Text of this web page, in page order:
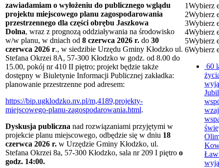
zawiadamiam o wyłożeniu do publicznego wglądu
projektu miejscowego planu zagospodarowania
przestrzennego dla części obrębu Jaszkowa
Dolna, wraz z prognozą oddziaływania na środowisko
w/w planu, w dniach od 8 czerwca 2026 r. do 30
czerwca 2026 r., w siedzibie Urzędu Gminy Kłodzko ul.
Stefana Okrzei 8A, 57-300 Kłodzko w godz. od 8.00 do
15.00, pokój nr 410 II piętro; projekt będzie także
dostępny w Biuletynie Informacji Publicznej zakładka:
planowanie przestrzenne pod adresem:
https://bip.ugklodzko.nv.pl/m,4189,projekty-
miejscowego-planu-zagospodarowania.html.
Dyskusja publiczna nad rozwiązaniami przyjętymi w
projekcie planu miejscowego, odbędzie się w dniu 18
czerwca 2026 r. w Urzędzie Gminy Kłodzko, ul.
Stefana Okrzei 8a, 57-300 Kłodzko, sala nr 209 I piętro o
godz. 14:00.
1Wybierz
2Wybierz
3Wybierz
4Wybierz
5Wybierz
6Wybierz
60